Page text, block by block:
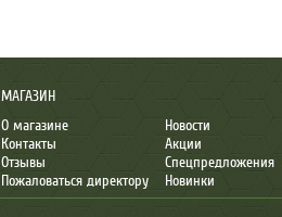
МАГАЗИН
О магазине
Контакты
Отзывы
Пожаловаться директору
Новости
Акции
Спецпредложения
Новинки